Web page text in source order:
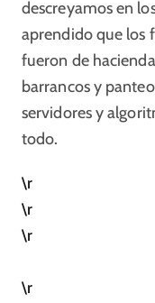
descreyamos en
aprendido que los
fueron de
barrancos y
servidores y
todo.
\r
\r
\r
\r